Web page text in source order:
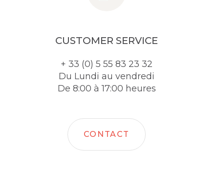
CUSTOMER SERVICE
+ 33 (0) 5 55 83 23 32
Du Lundi au vendredi
De 8:00 à 17:00 heures
CONTACT